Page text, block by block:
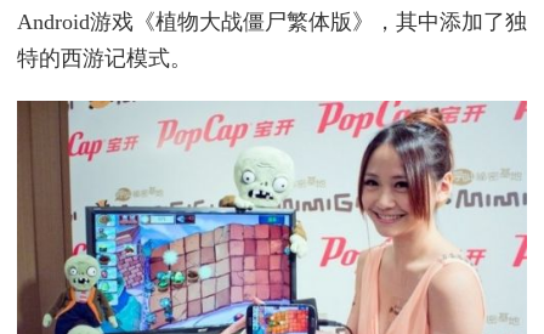
Android游戏《植物大战僵尸繁体版》，其中添加了独
特的西游记模式。